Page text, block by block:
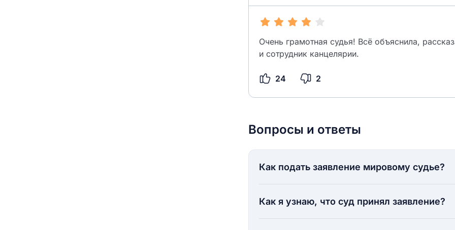
Очень грамотная судья! Всё объяснила,
и сотрудник канцелярии.
24 2
Вопросы и ответы
Как подать заявление мировому судье?
Как я узнаю, что суд принял заявление?